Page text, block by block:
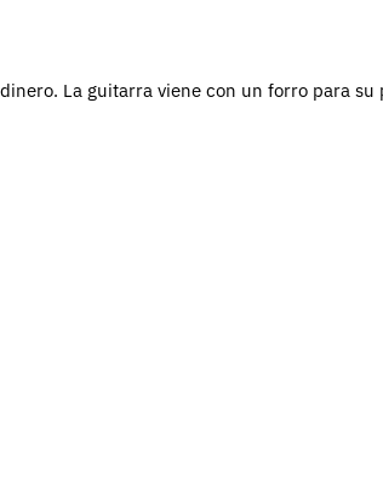
La guitarra viene con un forro para su